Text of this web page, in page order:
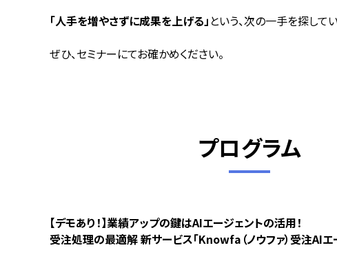
「人手を増やさずに成果を上げる」 という、次の一手を探して
ぜひ、セミナーにてお確かめください。
プログラム
【デモあり！】業績アップの鍵はAIエージェントの活用！
受注処理の最適解 新サービス「Knowfa（ノウファ）受注AIエ